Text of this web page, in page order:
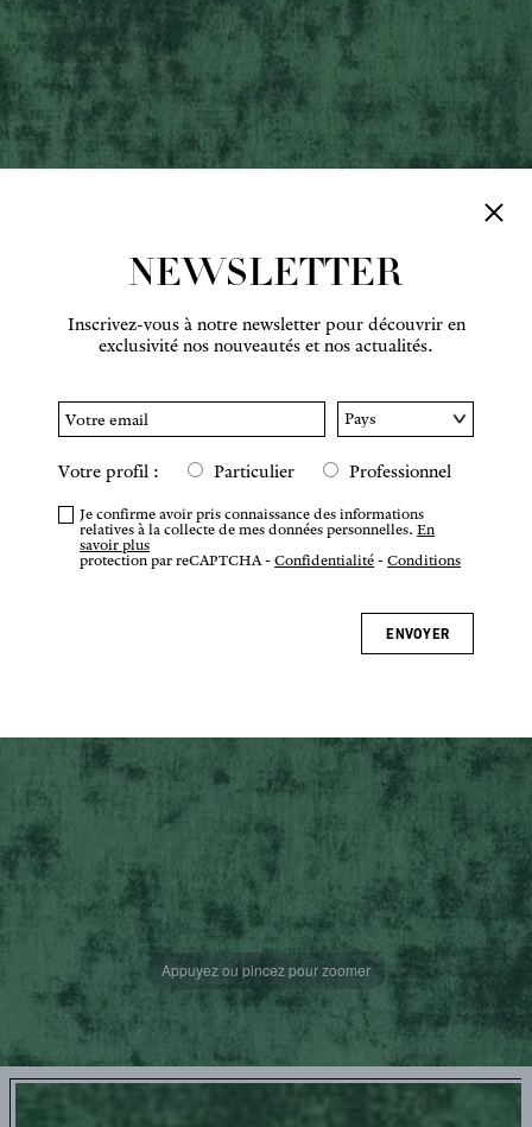
Appuyez ou pincez pour zoomer
NEWSLETTER
Inscrivez-vous à notre newsletter pour découvrir en
exclusivité nos nouveautés et nos actualités.
Votre profil : Particulier Professionnel
Je confirme avoir pris connaissance des informations
relatives à la collecte de mes données personnelles.En
savoir plus
protection par reCAPTCHA -Confidentialité -Conditions
ENVOYER